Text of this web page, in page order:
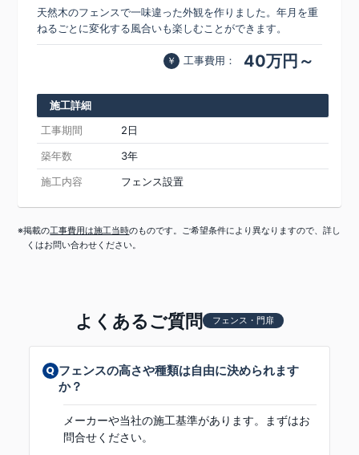
天然木のフェンスで一味違った外観を作りました。年月を重
ねるごとに変化する風合いも楽しむことができます。
工事費用： 40万円～
施工詳細
工事期間
2日
築年数
3年
施工内容
フェンス設置
※掲載の工事費用は施工当時のものです。ご希望条件により異なりますので、詳し
くはお問い合わせください。
よくあるご質問 フェンス・門扉
フェンスの高さや種類は自由に決められます
か？
メーカーや当社の施工基準があります。まずはお
問合せください。